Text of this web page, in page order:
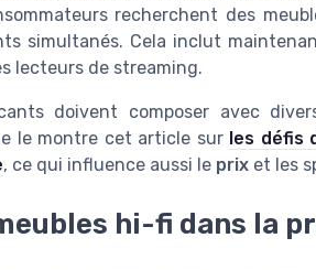
recherchent des
simultanés. Cela inclut
lecteurs de streaming.
doivent composer avec
le montre cet article sur les défis
, ce qui influence aussi le prix et les
hi-fi dans la